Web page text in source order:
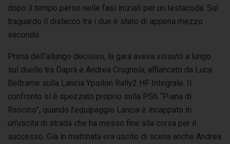
dopo il tempo perso nelle fasi iniziali per un testacoda. Sul
traguardo il distacco tra i due è stato di appena mezzo
secondo.
Prima dell’allungo decisivo, la gara aveva vissuto a lungo
sul duello tra Daprà e Andrea Crugnola, affiancato da Luca
Beltrame sulla Lancia Ypsilon Rally2 HF Integrale. Il
confronto si è spezzato proprio sulla PS6 “Piana di
Rascino”, quando l’equipaggio Lancia è incappato in
un’uscita di strada che ha messo fine alla corsa per il
successo. Già in mattinata era uscito di scena anche Andrea